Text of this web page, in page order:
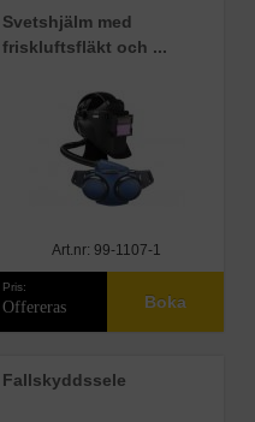
Svetshjälm med
friskluftsfläkt och ...
Art.nr: 99-1107-1
Pris:
Offereras Boka
Fallskyddssele